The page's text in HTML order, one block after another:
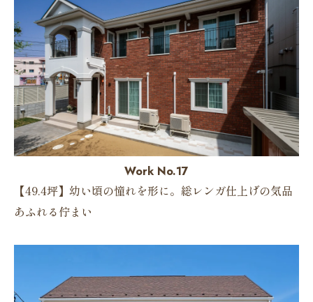
Work No.17
【49.4坪】幼い頃の憧れを形に。総レンガ仕上げの気品
あふれる佇まい